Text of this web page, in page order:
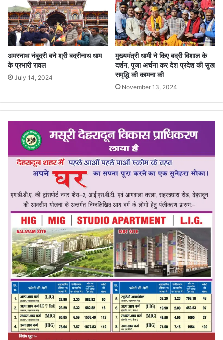
अमरनाथ नंबूदरी बने श्री बदरीनाथ धाम
के प्रभारी रावल
July 14, 2024
मुख्यमंत्री धामी ने किए बद्री विशाल के
दर्शन, पूजा अर्चना कर देश प्रदेश की सुख
समृद्धि की कामना की
November 13, 2024